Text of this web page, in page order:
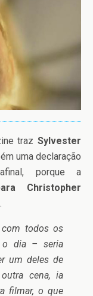
traz Sylvester
uma declaração
porque a
Christopher
com todos os
o dia – seria
um deles de
cena, ia
filmar, o que